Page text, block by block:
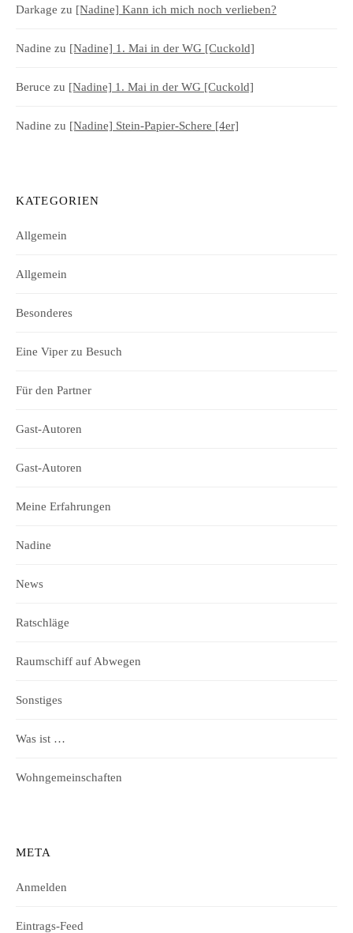
Darkage zu [Nadine] Kann ich mich noch verlieben?
Nadine zu [Nadine] 1. Mai in der WG [Cuckold]
Beruce zu [Nadine] 1. Mai in der WG [Cuckold]
Nadine zu [Nadine] Stein-Papier-Schere [4er]
KATEGORIEN
Allgemein
Allgemein
Besonderes
Eine Viper zu Besuch
Für den Partner
Gast-Autoren
Gast-Autoren
Meine Erfahrungen
Nadine
News
Ratschläge
Raumschiff auf Abwegen
Sonstiges
Was ist …
Wohngemeinschaften
META
Anmelden
Eintrags-Feed